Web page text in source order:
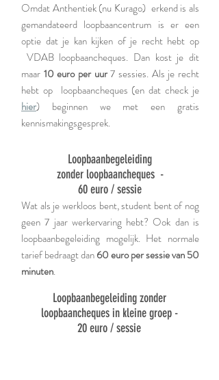
Omdat Anthentiek (nu Kurago) erkend is als
gemandateerd loopbaancentrum is er een
optie dat je kan kijken of je recht hebt op
VDAB loopbaancheques. Dan kost je dit
maar 10 euro per uur7 sessies. Als je recht
hebt op loopbaancheques (en dat check je
hier) beginnen we met een gratis
kennismakingsgesprek.
Loopbaanbegeleiding
zonder loopbaancheques -
60 euro / sessie
Wat als je werkloos bent, student bent of nog
geen 7 jaar werkervaring hebt? Ook dan is
loopbaanbegeleiding mogelijk. Het normale
tarief bedraagt dan60 euro per sessie van 50
minuten.
Loopbaanbegeleiding zonder
loopbaancheques in kleine groep -
20 euro / sessie